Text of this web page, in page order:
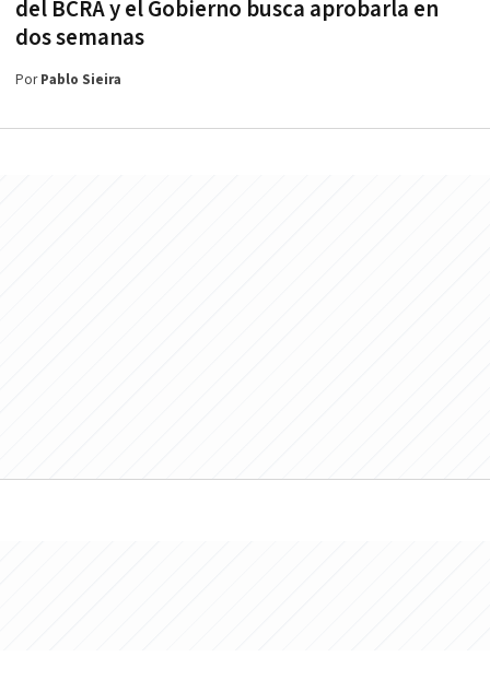
del BCRA y el Gobierno busca aprobarla en
dos semanas
PorPablo Sieira